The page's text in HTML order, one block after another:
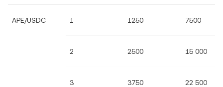
APE/USDC 1 1250 7500
2 2500 15 000
3 3750 22 500